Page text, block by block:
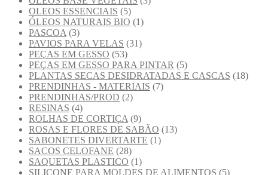
OLEOS ESSENCIAIS (5)
ÓLEOS NATURAIS BIO (1)
PASCOA (3)
PAVIOS PARA VELAS (31)
PEÇAS EM GESSO (53)
PEÇAS EM GESSO PARA PINTAR (5)
PLANTAS SECAS DESIDRATADAS E CASCAS (18)
PRENDINHAS - MATERIAIS (7)
PRENDINHAS/PROD (2)
RESINAS (4)
ROLHAS DE CORTIÇA (9)
ROSAS E FLORES DE SABÃO (13)
SABONETES DIVERTARTE (1)
SACOS CELOFANE (28)
SAQUETAS PLASTICO (1)
SILICONE PARA MOLDES DE ALIMENTOS (5)